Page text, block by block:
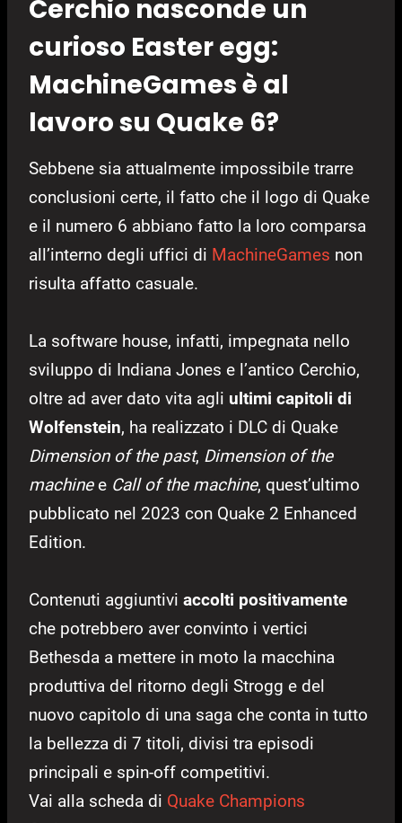
Cerchio nasconde un
curioso Easter egg:
MachineGames è al
lavoro su Quake 6?
Sebbene sia attualmente impossibile trarre
conclusioni certe, il fatto che il logo di Quake
e il numero 6 abbiano fatto la loro comparsa
all’interno degli uffici di MachineGames non
risulta affatto casuale.
La software house, infatti, impegnata nello
sviluppo di Indiana Jones e l’antico Cerchio,
oltre ad aver dato vita agli ultimi capitoli di
Wolfenstein, ha realizzato i DLC di Quake
Dimension of the past, Dimension of the
machinee Call of the machine, quest’ultimo
pubblicato nel 2023 con Quake 2 Enhanced
Edition.
Contenuti aggiuntivi accolti positivamente
che potrebbero aver convinto i vertici
Bethesda a mettere in moto la macchina
produttiva del ritorno degli Strogg e del
nuovo capitolo di una saga che conta in tutto
la bellezza di 7 titoli, divisi tra episodi
principali e spin-off competitivi.
Vai alla scheda di Quake Champions